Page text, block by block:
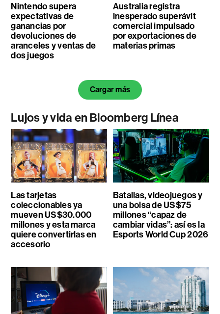
Nintendo supera
expectativas de
ganancias por
devoluciones de
aranceles y ventas de
dos juegos
Australia registra
inesperado superávit
comercial impulsado
por exportaciones de
materias primas
Cargar más
Lujos y vida en Bloomberg Línea
Las tarjetas
coleccionables ya
mueven US$30.000
millones y esta marca
quiere convertirlas en
accesorio
Batallas, videojuegos y
una bolsa de US$75
millones “capaz de
cambiar vidas”: así es la
Esports World Cup 2026